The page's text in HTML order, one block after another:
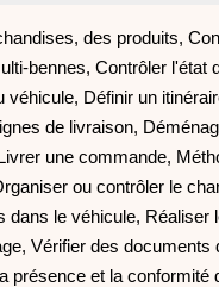
des produits,
bennes, Contrôler l'état
véhicule, Définir un
de livraison,
une commande,
ou contrôler le
dans le véhicule, Réaliser
Vérifier des documents
présence et la conformité